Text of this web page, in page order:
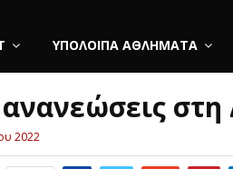
ΥΠΌΛΟΙΠΑ ΑΘΛΉΜΑΤΑ
2022